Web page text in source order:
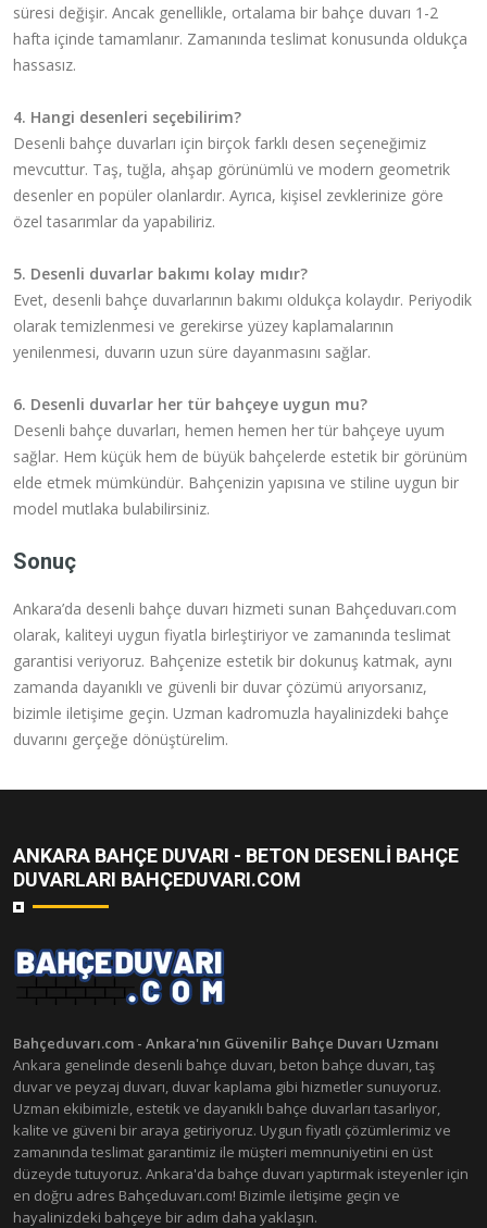
süresi değişir. Ancak genellikle, ortalama bir bahçe duvarı 1-2
hafta içinde tamamlanır. Zamanında teslimat konusunda oldukça
hassasız.
4. Hangi desenleri seçebilirim?
Desenli bahçe duvarları için birçok farklı desen seçeneğimiz
mevcuttur. Taş, tuğla, ahşap görünümlü ve modern geometrik
desenler en popüler olanlardır. Ayrıca, kişisel zevklerinize göre
özel tasarımlar da yapabiliriz.
5. Desenli duvarlar bakımı kolay mıdır?
Evet, desenli bahçe duvarlarının bakımı oldukça kolaydır. Periyodik
olarak temizlenmesi ve gerekirse yüzey kaplamalarının
yenilenmesi, duvarın uzun süre dayanmasını sağlar.
6. Desenli duvarlar her tür bahçeye uygun mu?
Desenli bahçe duvarları, hemen hemen her tür bahçeye uyum
sağlar. Hem küçük hem de büyük bahçelerde estetik bir görünüm
elde etmek mümkündür. Bahçenizin yapısına ve stiline uygun bir
model mutlaka bulabilirsiniz.
Sonuç
Ankara’da desenli bahçe duvarı hizmeti sunan Bahçeduvarı.com
olarak, kaliteyi uygun fiyatla birleştiriyor ve zamanında teslimat
garantisi veriyoruz. Bahçenize estetik bir dokunuş katmak, aynı
zamanda dayanıklı ve güvenli bir duvar çözümü arıyorsanız,
bizimle iletişime geçin. Uzman kadromuzla hayalinizdeki bahçe
duvarını gerçeğe dönüştürelim.
ANKARA BAHÇE DUVARI - BETON DESENLI BAHÇE
DUVARLARI BAHÇEDUVARI.COM
Bahçeduvarı.com - Ankara'nın Güvenilir Bahçe Duvarı Uzmanı
Ankara genelinde desenli bahçe duvarı, beton bahçe duvarı, taş
duvar ve peyzaj duvarı, duvar kaplama gibi hizmetler sunuyoruz.
Uzman ekibimizle, estetik ve dayanıklı bahçe duvarları tasarlıyor,
kalite ve güveni bir araya getiriyoruz. Uygun fiyatlı çözümlerimiz ve
zamanında teslimat garantimiz ile müşteri memnuniyetini en üst
düzeyde tutuyoruz. Ankara'da bahçe duvarı yaptırmak isteyenler için
en doğru adres Bahçeduvarı.com! Bizimle iletişime geçin ve
hayalinizdeki bahçeye bir adım daha yaklaşın.